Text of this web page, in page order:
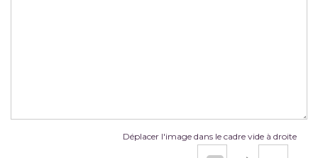
Déplacer l'image dans le cadre vide à droite